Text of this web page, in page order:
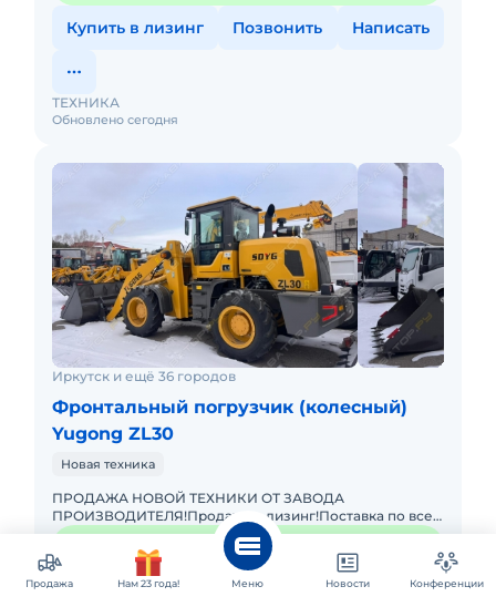
Купить в лизинг Позвонить Написать
Обновлено сегодня
ТЕХНИКА
Иркутск и ещё 36 городов
Фронтальный погрузчик (колесный)
Yugong ZL30
Новая техника
ПРОДАЖА НОВОЙ ТЕХНИКИ ОТ ЗАВОДА
ПРОИЗВОДИТЕЛЯ!Продажа в лизинг!Поставка по всей
РФ!Гарантия!Доставка по РФ!Цена с НДС!
Фронтальный погрузчик Yugong ZL30 - усов
2 714 332 ₽
Купить в лизинг Позвонить Написать
Продажа Нам 23 года! Меню Новости Конференции